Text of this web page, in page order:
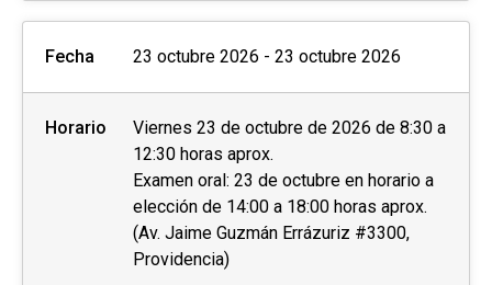
Fecha 23 octubre 2026 - 23 octubre 2026
Horario
Viernes 23 de octubre de 2026 de 8:30 a
12:30 horas aprox.
Examen oral: 23 de octubre en horario a
elección de 14:00 a 18:00 horas aprox.
(Av. Jaime Guzmán Errázuriz #3300,
Providencia)